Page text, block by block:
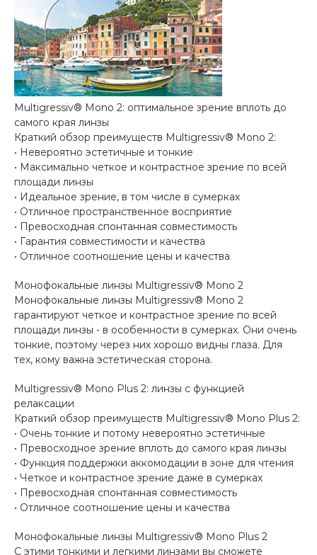
Multigressiv® Mono 2: оптимальное зрение вплоть до
самого края линзы
Краткий обзор преимуществ Multigressiv® Mono 2:
• Невероятно эстетичные и тонкие
• Максимально четкое и контрастное зрение по всей
площади линзы
• Идеальное зрение, в том числе в сумерках
• Отличное пространственное восприятие
• Превосходная спонтанная совместимость
• Гарантия совместимости и качества
• Отличное соотношение цены и качества
Монофокальные линзы Multigressiv® Mono 2
Монофокальные линзы Multigressiv® Mono 2
гарантируют четкое и контрастное зрение по всей
площади линзы - в особенности в сумерках. Они очень
тонкие, поэтому через них хорошо видны глаза. Для
тех, кому важна эстетическая сторона.
Multigressiv® Mono Plus 2: линзы с функцией
релаксации
Краткий обзор преимуществ Multigressiv® Mono Plus 2:
• Очень тонкие и потому невероятно эстетичные
• Превосходное зрение вплоть до самого края линзы
• Функция поддержки аккомодации в зоне для чтения
• Четкое и контрастное зрение даже в сумерках
• Превосходная спонтанная совместимость
• Отличное соотношение цены и качества
Монофокальные линзы Multigressiv® Mono Plus 2
С этими тонкими и легкими линзами вы сможете